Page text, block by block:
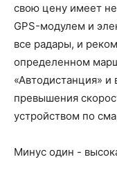
свою цену имеет
GPS-модулем и
все радары, и
определенном
«Автодистанция» и
превышения
устройством по
Минус один -